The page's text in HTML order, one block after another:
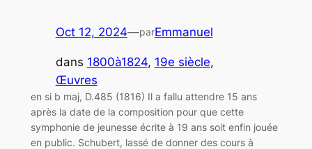
Oct 12, 2024—parEmmanuel
dans 1800à1824, 19e siècle
Œuvres
en si b maj, D.485 (1816) Il a fallu attendre 15 ans
après la date de la composition pour que cette
symphonie de jeunesse écrite à 19 ans soit enfin jouée
en public. Schubert, lassé de donner des cours à